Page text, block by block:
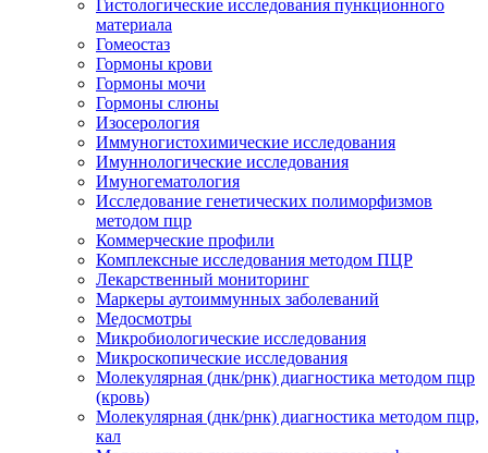
Гистологические исследования пункционного
материала
Гомеостаз
Гормоны крови
Гормоны мочи
Гормоны слюны
Изосерология
Иммуногистохимические исследования
Имуннологические исследования
Имуногематология
Исследование генетических полиморфизмов
методом пцр
Коммерческие профили
Комплексные исследования методом ПЦР
Лекарственный мониторинг
Маркеры аутоиммунных заболеваний
Медосмотры
Микробиологические исследования
Микроскопические исследования
Молекулярная (днк/рнк) диагностика методом пцр
(кровь)
Молекулярная (днк/рнк) диагностика методом пцр,
кал